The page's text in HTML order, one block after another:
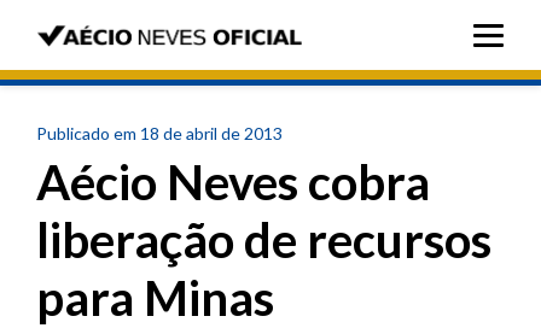
Publicado em 18 de abril de 2013
Aécio Neves cobra
liberação de recursos
para Minas